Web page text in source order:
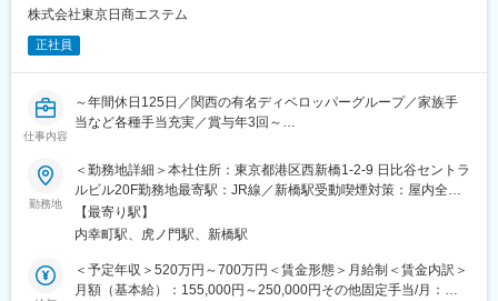
■同社の仕事観：
Visionは、「建設と不動産のコ・ソーシングサービスを通して、
顧客や社会の繁栄に貢献します」。
F＆P Spiritは、「One More Try」。顧客のために「もう一度の努
力を惜しまない」「できないではなく、できるようにする」と言
う精神です。顧客のためにどうしたら良いかを考え、やり遂げる
心構えをもって業務にあたります。
■当社の魅力：
◇創業以来連続増収増益
当社は創業から20年間で165倍の売上、約624万坪（東京ドーム約
440個分）の物流施設実績を出す会社に成長してきました。ま
生存している企業は0.3%の確率で、15年連続黒字成長を続けてい
る企業は0.01%の確率です。
株式会社東京日商エステム
正社員
仕事内容
～年間休日125日／関西の有名ディベロッパーグループ／家族手
当など各種手当充実／賞与年3回～
■業務概要：
役員の送迎運転手として、目的地までの送迎を行うドライバー業
務をお任せします。
【職務内容】
・役員専用車の運転
・車両管理（車検、メンテナンス、洗車など）
・オフィス間の送迎（都内中心）
勤務地
＜勤務地詳細＞本社住所：東京都港区西新橋1-2-9 日比谷セントラ
ルビル20F勤務地最寄駅：JR線／新橋駅受動喫煙対策：屋内全面
禁煙変更の範囲：会社の定める事業所
【最寄り駅】
内幸町駅、虎ノ門駅、新橋駅
＜予定年収＞520万円～700万円＜賃金形態＞月給制＜賃金内訳＞
月額（基本給）：155,000円～250,000円その他固定手当/月：